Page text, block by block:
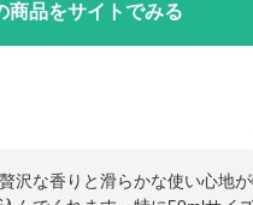
商品をサイトでみる
沢な香りと滑らかな使い心地